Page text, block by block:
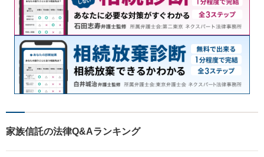
家族信託の法律Q&Aランキング